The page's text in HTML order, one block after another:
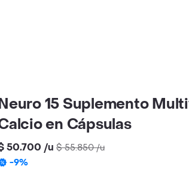
15 Suplemento
en Cápsulas
50.700 /u $ 55.850/u
-9%